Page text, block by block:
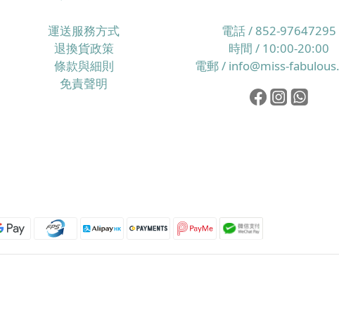
運送服務方式
退換貨政策
條款與細則
免責聲明
電話 / 852-97647295
時間 / 10:00-20:00
電郵 / info@miss-